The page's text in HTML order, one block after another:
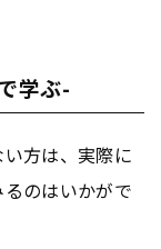
学ぶ-
方は、実際に
のはいかがで